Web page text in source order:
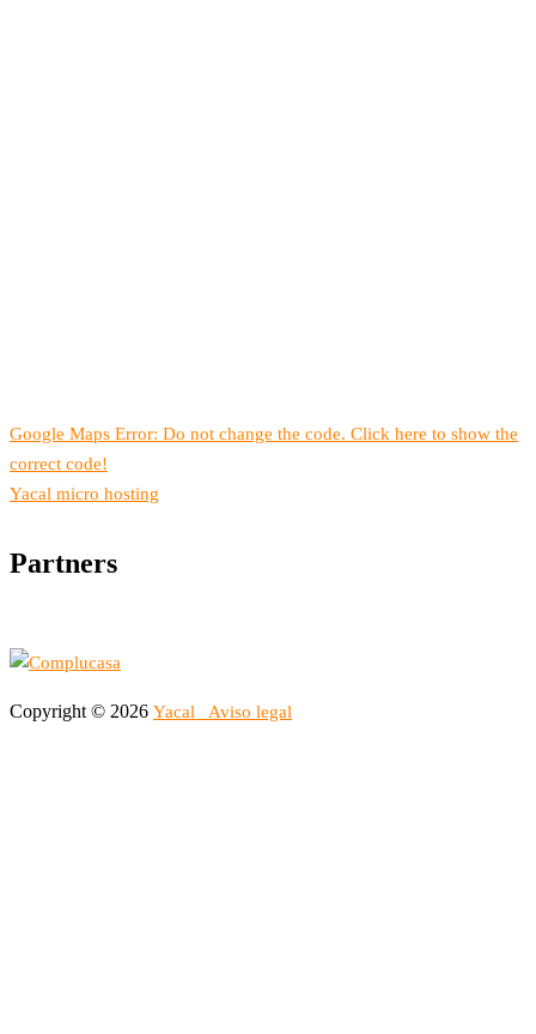
Google Maps Error: Do not change the code. Click here to show the
correct code!
Yacal micro hosting
Partners
Copyright © 2026 Yacal Aviso legal